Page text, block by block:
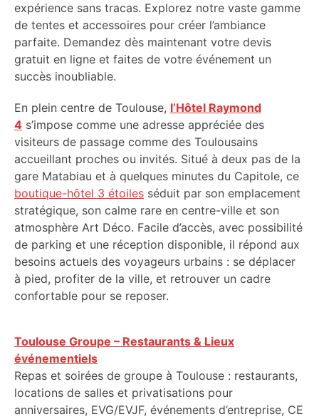
expérience sans tracas. Explorez notre vaste gamme
de tentes et accessoires pour créer l’ambiance
parfaite. Demandez dès maintenant votre devis
gratuit en ligne et faites de votre événement un
succès inoubliable.
En plein centre de Toulouse, l’Hôtel Raymond
4 s’impose comme une adresse appréciée des
visiteurs de passage comme des Toulousains
accueillant proches ou invités. Situé à deux pas de la
gare Matabiau et à quelques minutes du Capitole, ce
boutique-hôtel 3 étoiles séduit par son emplacement
stratégique, son calme rare en centre-ville et son
atmosphère Art Déco. Facile d’accès, avec possibilité
de parking et une réception disponible, il répond aux
besoins actuels des voyageurs urbains : se déplacer
à pied, profiter de la ville, et retrouver un cadre
confortable pour se reposer.
Toulouse Groupe – Restaurants & Lieux
événementiels
Repas et soirées de groupe à Toulouse : restaurants,
locations de salles et privatisations pour
anniversaires, EVG/EVJF, événements d’entreprise, CE